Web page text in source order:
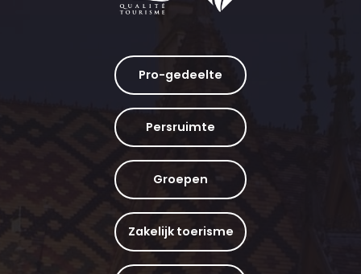
Pro-gedeelte
Persruimte
Groepen
Zakelijk toerisme